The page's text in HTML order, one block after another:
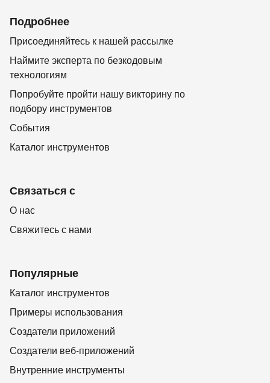
Подробнее
Присоединяйтесь к нашей рассылке
Наймите эксперта по безкодовым
технологиям
Попробуйте пройти нашу викторину по
подбору инструментов
События
Каталог инструментов
Популярные
Каталог инструментов
Примеры использования
Создатели приложений
Создатели веб-приложений
Внутренние инструменты
Связаться с
О нас
Свяжитесь с нами